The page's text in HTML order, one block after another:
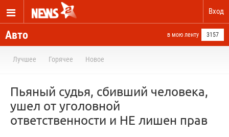
Вход
Авто в мою ленту 3157
Лучшее Горячее Новое
Пьяный судья, сбивший человека,
ушел от уголовной
ответственности и НЕ лишен прав